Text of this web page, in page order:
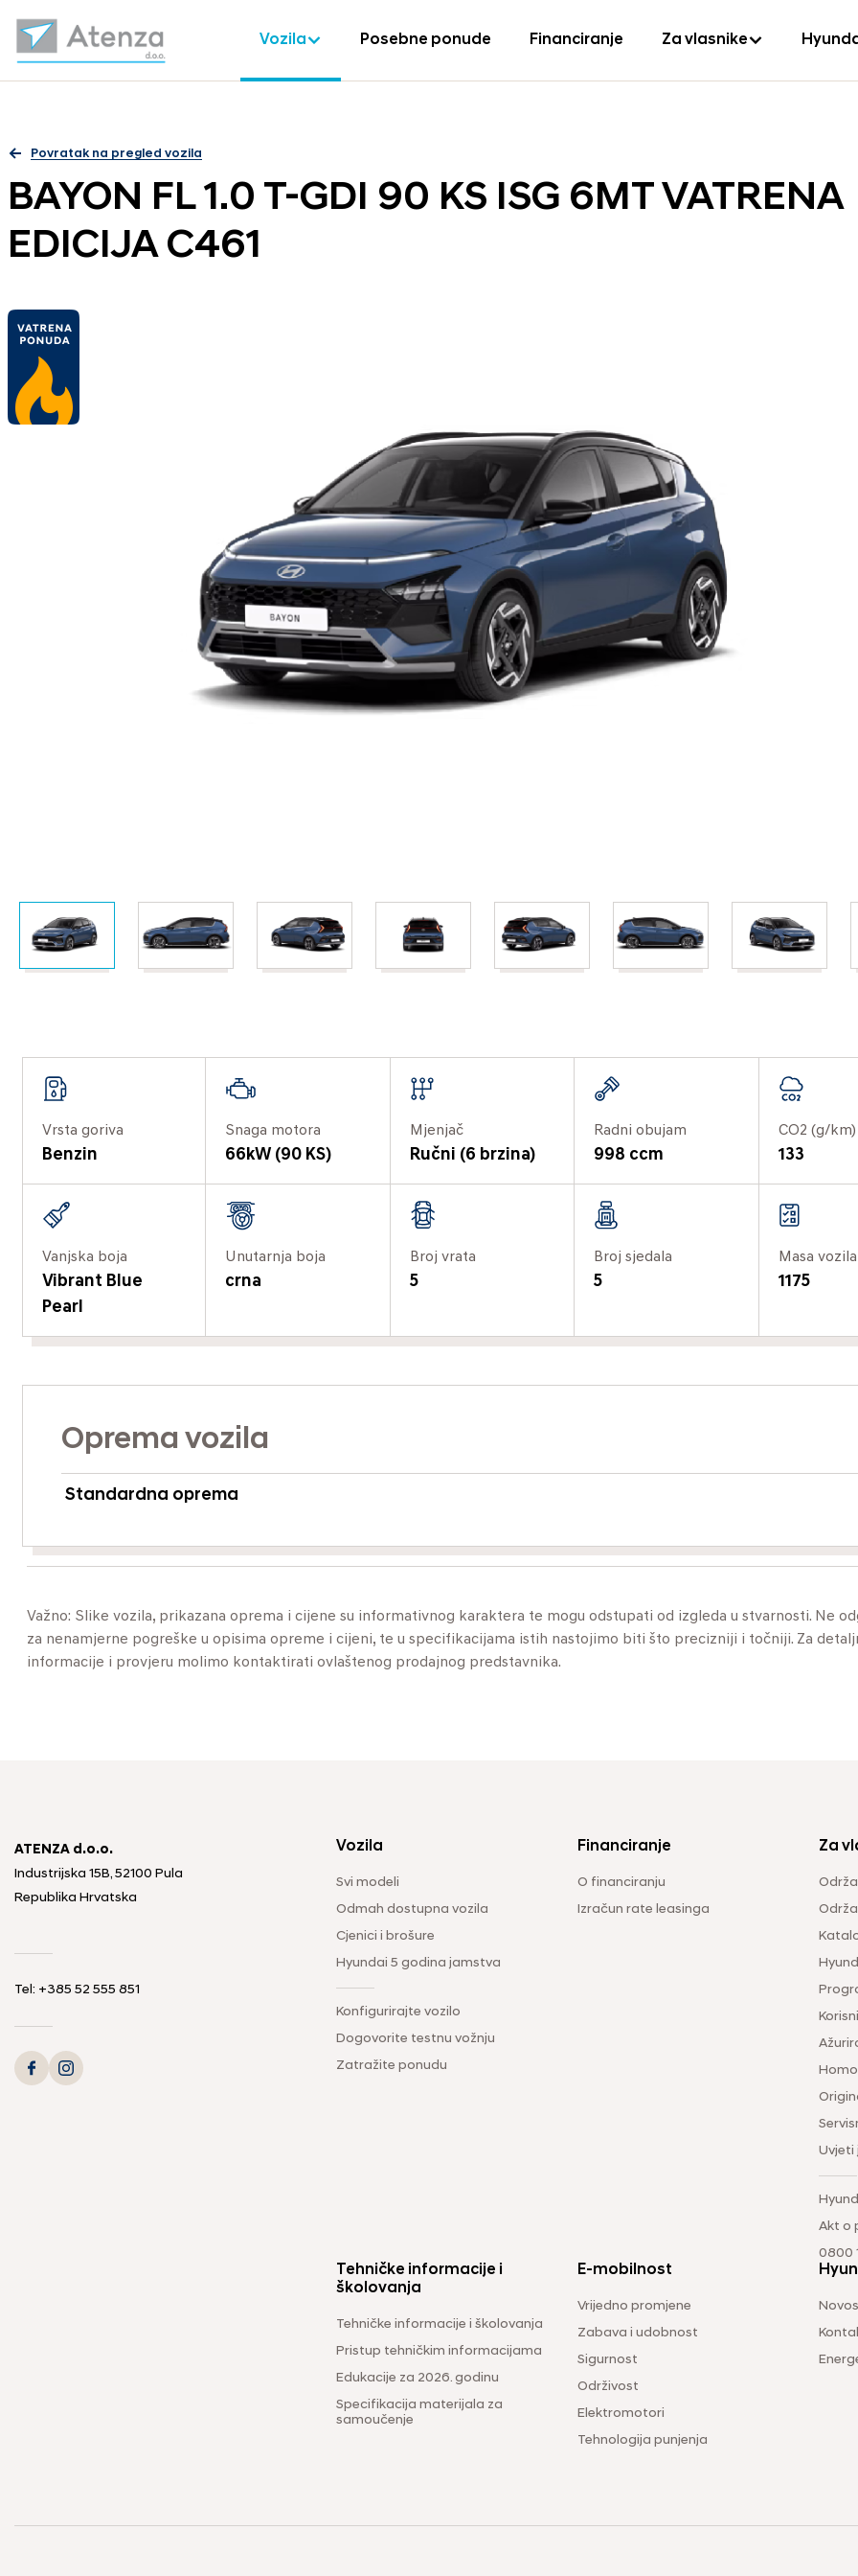
Vozila Posebne ponude Financiranje Za vlasnike
Povratak na pregled vozila
BAYON FL 1.0 T-GDI 90 KS ISG 6MT VATRENA
EDICIJA C461
Vrsta goriva
Benzin
Snaga motora
66kW (90 KS)
Mjenjač
Ručni (6 brzina)
Radni obujam
998 ccm
CO2 (g/km)
133
Vanjska boja
Vibrant Blue
Pearl
Unutarnja boja
crna
Broj vrata
5
Broj sjedala
5
Masa
1175
Oprema vozila
Standardna oprema
Važno: Slike vozila, prikazana oprema i cijene su informativnog karaktera te mogu odstupati od izgleda u stvarnosti. Ne
za nenamjerne pogreške u opisima opreme i cijeni, te u specifikacijama istih nastojimo biti što precizniji i točniji. Za
informacije i provjeru molimo kontaktirati ovlaštenog prodajnog predstavnika.
ATENZA d.o.o.
Industrijska 15B, 52100 Pula
Republika Hrvatska
Tel: +385 52 555 851
Vozila
Svi modeli
Odmah dostupna vozila
Cjenici i brošure
Hyundai 5 godina jamstva
Konfigurirajte vozilo
Dogovorite testnu vožnju
Zatražite ponudu
Financiranje
O financiranju
Izračun rate leasinga
Za
Uvjeti
Akt o
0800
Tehničke informacije i
školovanja
Tehničke informacije i školovanja
Pristup tehničkim informacijama
Edukacije za 2026. godinu
Specifikacija materijala za
samoučenje
E-mobilnost
Vrijedno promjene
Zabava i udobnost
Sigurnost
Održivost
Elektromotori
Tehnologija punjenja